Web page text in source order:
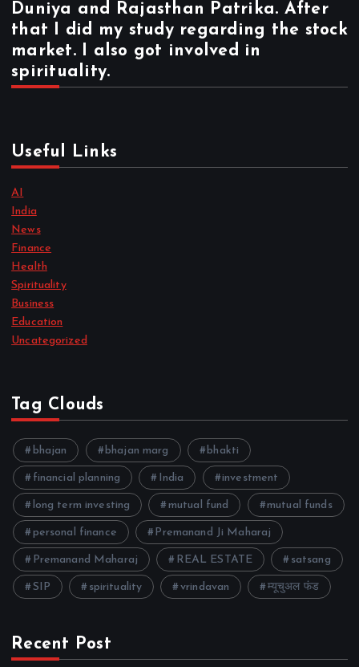
Duniya and Rajasthan Patrika. After
that I did my study regarding the stock
market. I also got involved in
spirituality.
Useful Links
AI
India
News
Finance
Health
Spirituality
Business
Education
Uncategorized
Tag Clouds
bhajan bhajan marg bhakti
financial planning India investment
long term investing mutual fund mutual funds
personal finance Premanand Ji Maharaj
Premanand Maharaj REAL ESTATE satsang
SIP spirituality vrindavan म्यूचुअल फंड
Recent Post